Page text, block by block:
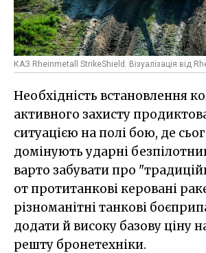
КАЗ Rheinmetall StrikeShield. Візуалізація від
Необхідність встановлення
активного захисту
ситуацією на полі бою, де
домінують ударні
варто забувати про
от протитанкові керовані
різноманітні танкові
додати й високу базову ціну
решту бронетехніки.